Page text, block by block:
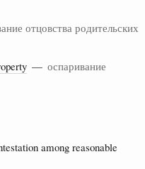
отцовства родительских
— оспаривание
among reasonable